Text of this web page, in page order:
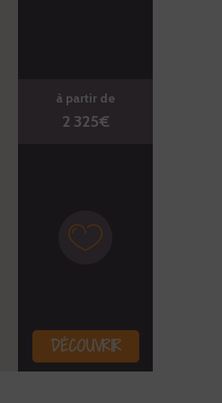
à partir de
2 325€
DÉCOUVRIR